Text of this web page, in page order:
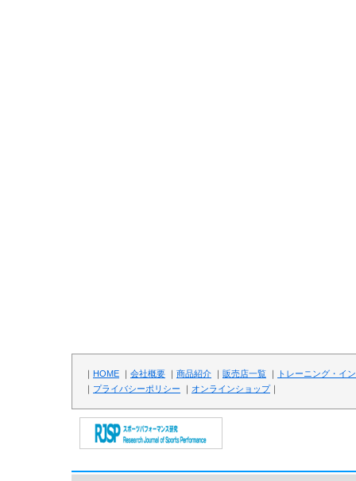
｜ HOME ｜ 会社概要 ｜ 商品紹介 ｜ 販売店一覧 ｜
トレーニング・イ
｜ プライバシーポリシー ｜ オンラインショップ｜